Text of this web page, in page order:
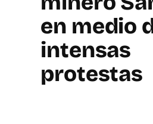
en medio
intensas
protestas